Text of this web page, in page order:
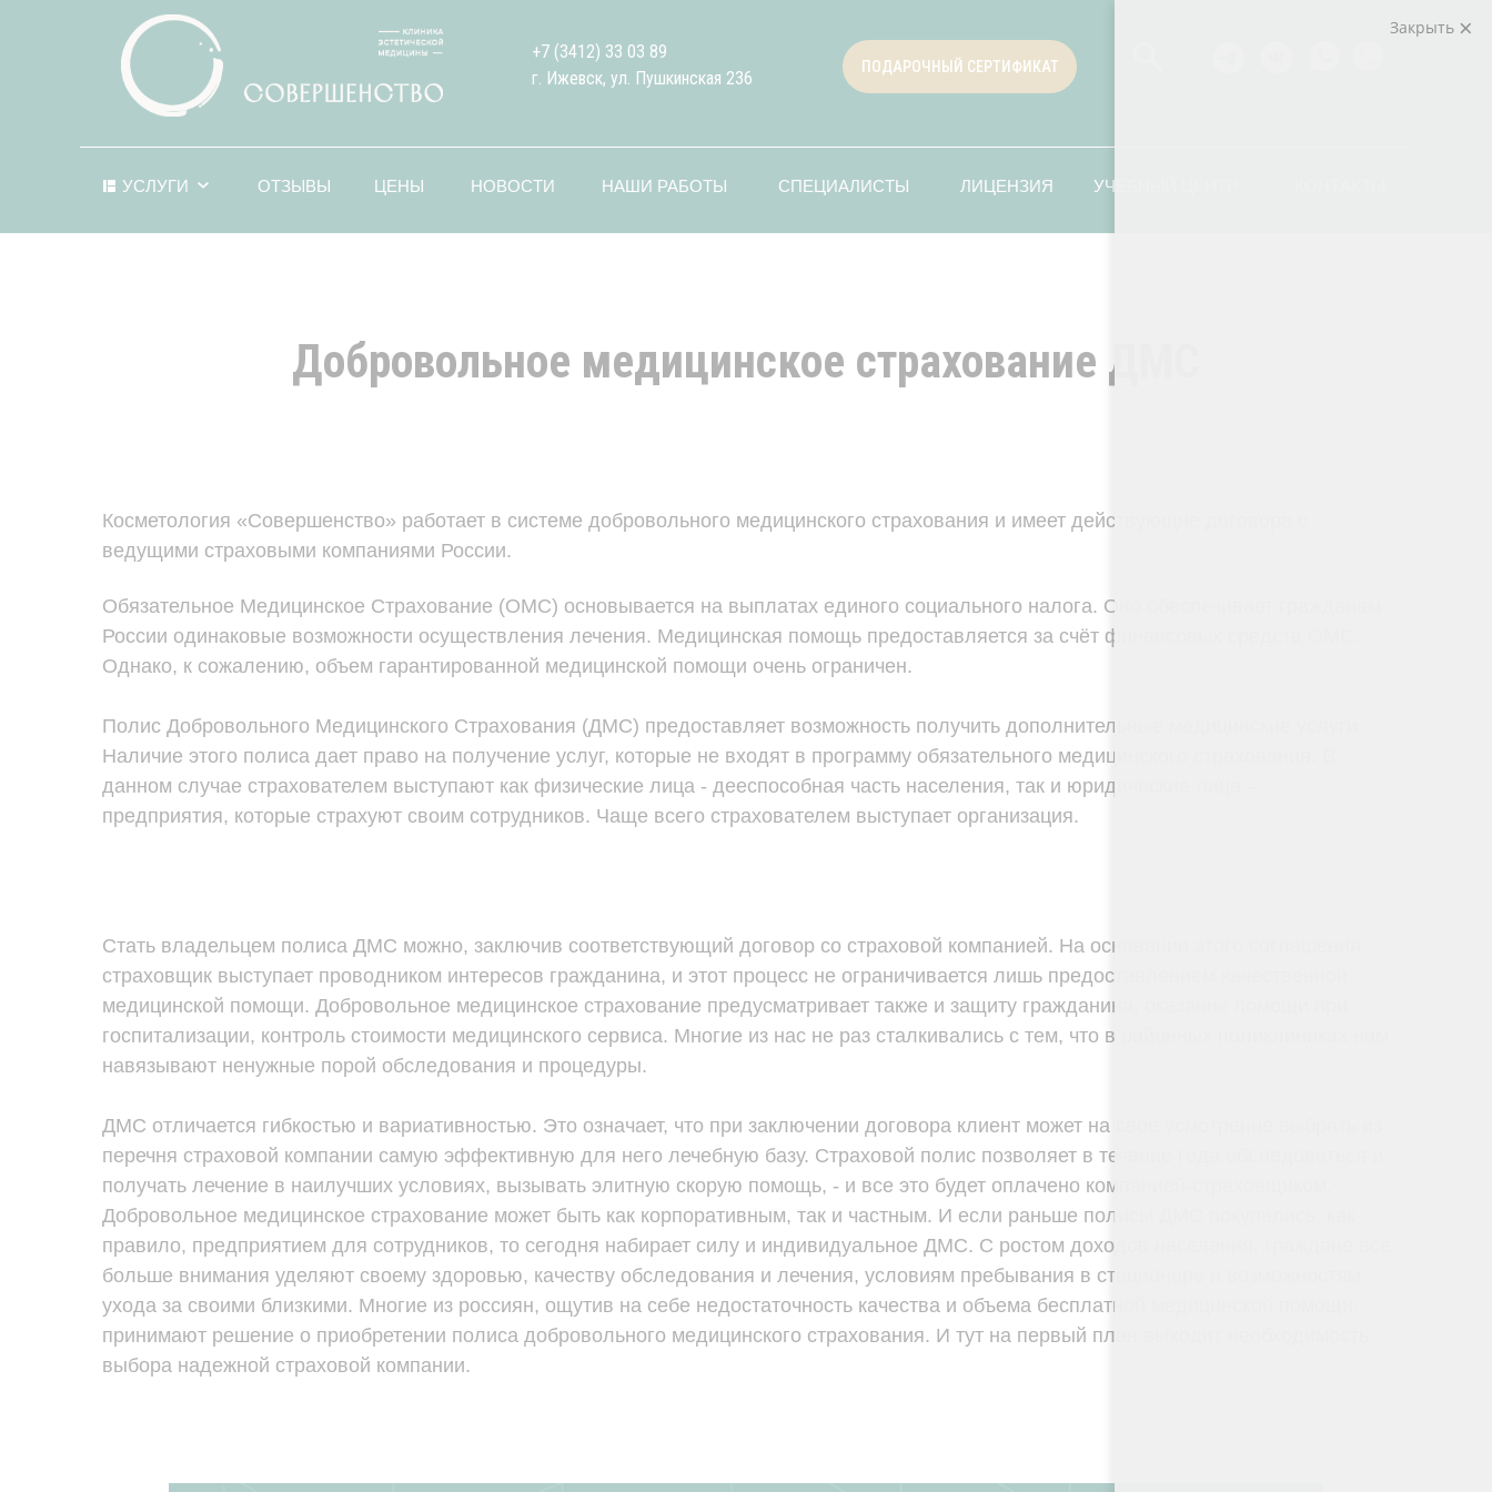
+7 (3412) 33 03 89
г. Ижевск, ул. Пушкинская 236
ПОДАРОЧНЫЙ СЕРТИФИКАТ
+7 (3412) 33 03 89
г. Ижевск, ул. Нижняя, 44
УСЛУГИ УЧЕБНЫЙ ЦЕНТР
ЛИЦЕНЗИЯ
СПЕЦИАЛИСТЫ
НОВОСТИ
СЕРТИФИКАТ
НАШИ РАБОТЫ
ЦЕНЫ
ОТЗЫВЫ
Добровольное медицинское страхование ДМС
Косметология «Совершенство» работает в системе добровольного медицинского страхования и имеет действующие договора с
ведущими страховыми компаниями России.
Стать владельцем полиса ДМС можно, заключив соответствующий договор со страховой компанией. На основании этого соглашения
страховщик выступает проводником интересов гражданина, и этот процесс не ограничивается лишь предоставлением качественной
медицинской помощи. Добровольное медицинское страхование предусматривает также и защиту гражданина, оказание помощи при
госпитализации, контроль стоимости медицинского сервиса. Многие из нас не раз сталкивались с тем, что в районных поликлиниках нам
навязывают ненужные порой обследования и процедуры.
ДМС отличается гибкостью и вариативностью. Это означает, что при заключении договора клиент может на свое усмотрение выбрать из
перечня страховой компании самую эффективную для него лечебную базу. Страховой полис позволяет в течение года обследоваться и
получать лечение в наилучших условиях, вызывать элитную скорую помощь, - и все это будет оплачено компанией-страховщиком.
Добровольное медицинское страхование может быть как корпоративным, так и частным. И если раньше полисы ДМС покупались, как
правило, предприятием для сотрудников, то сегодня набирает силу и индивидуальное ДМС. С ростом доходов населения, граждане все
больше внимания уделяют своему здоровью, качеству обследования и лечения, условиям пребывания в стационаре и возможностям
ухода за своими близкими. Многие из россиян, ощутив на себе недостаточность качества и объема бесплатной медицинской помощи,
принимают решение о приобретении полиса добровольного медицинского страхования. И тут на первый план выходит необходимость
выбора надежной страховой компании.
Обязательное Медицинское Страхование (ОМС) основывается на выплатах единого социального налога. Оно обеспечивает гражданам
России одинаковые возможности осуществления лечения. Медицинская помощь предоставляется за счёт финансовых средств ОМС.
Однако, к сожалению, объем гарантированной медицинской помощи очень ограничен.
Полис Добровольного Медицинского Страхования (ДМС) предоставляет возможность получить дополнительные медицинские услуги.
Наличие этого полиса дает право на получение услуг, которые не входят в программу обязательного медицинского страхования. В
данном случае страхователем выступают как физические лица - дееспособная часть населения, так и юридические лица –
предприятия, которые страхуют своим сотрудников. Чаще всего страхователем выступает организация.
Закрыть